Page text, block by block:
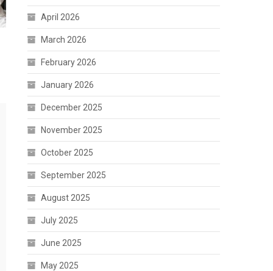
April 2026
March 2026
February 2026
January 2026
December 2025
November 2025
October 2025
September 2025
August 2025
July 2025
June 2025
May 2025